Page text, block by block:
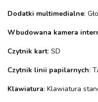
Dodatki multimedialne:
Wbudowana kamera
Czytnik kart: SD
Czytnik linii papilarnych:
Klawiatura: Klawiatura